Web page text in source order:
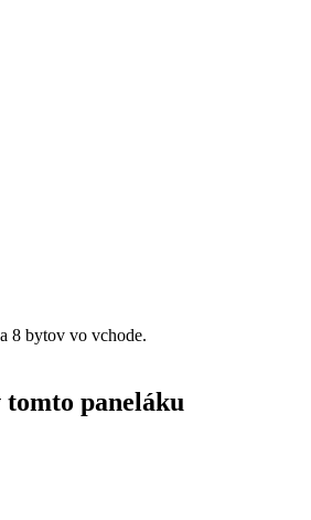
8 bytov vo vchode.
tomto paneláku